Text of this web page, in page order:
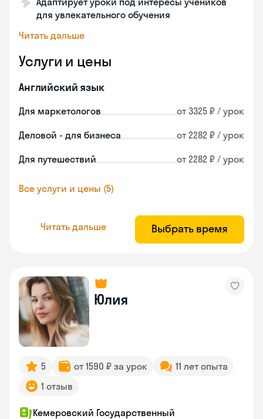
для увлекательного обучения
Читать дальше
Услуги и цены
Английский язык
Для маркетологов от 3325 ₽ / урок
Деловой - для бизнеса от 2282 ₽ / урок
Для путешествий от 2282 ₽ / урок
Все услуги и цены (5)
Читать дальше Выбрать время
Юлия
5 от 1590 ₽ за урок
11 лет опыта
1 отзыв
Кемеровский Государственный